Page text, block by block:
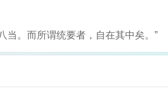
当。而所谓统要者，自在其中矣。”